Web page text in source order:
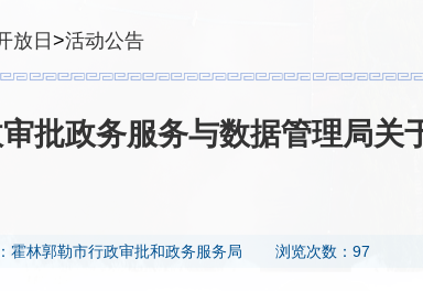
放日>活动公告
批政务服务与数据管理局关
霍林郭勒市行政审批和政务服务局 浏览次数：97